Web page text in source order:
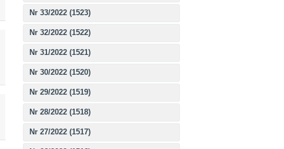
Nr 33/2022 (1523)
Nr 32/2022 (1522)
Nr 31/2022 (1521)
Nr 30/2022 (1520)
Nr 29/2022 (1519)
Nr 28/2022 (1518)
Nr 27/2022 (1517)